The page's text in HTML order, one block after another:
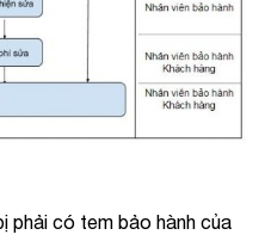
phải có tem bảo hành của